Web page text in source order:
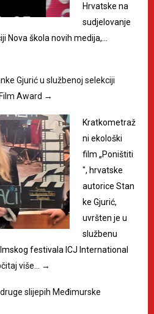
Hrvatske na
sudjelovanje
Nova škola novih medija,…
Gjurić u službenoj selekciji
Award →
Kratkometraž
ni ekološki
film „Poništiti
", hrvatske
autorice Stan
ke Gjurić,
uvršten je u
službenu
festivala ICJ International
više… →
slijepih Međimurske